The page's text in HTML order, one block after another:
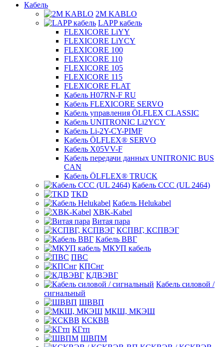
Кабель
2M KABLO
LAPP кабель
FLEXICORE LiYY
FLEXICORE LiYCY
FLEXICORE 100
FLEXICORE 110
FLEXICORE 105
FLEXICORE 115
FLEXICORE FLAT
Кабель H07RN-F RU
Кабель FLEXICORE SERVO
Кабель управления ÖLFLEX CLASSIC
Кабель UNITRONIC Li2YCY
Кабель Li-2Y-CY-PIMF
Кабель ÖLFLEX® SERVO
Кабель X05VV-F
Кабель передачи данных UNITRONIC BUS
CAN
Кабель ÖLFLEX® TRUCK
Кабель CCC (UL 2464)
TKD
Кабель Helukabel
XBK-Kabel
Витая пара
КСПВГ, КСПВЭГ
Кабель ВВГ
МКУП кабель
ПВС
КПСнг
КДВЭВГ
Кабель силовой /
сигнальный
ШВВП
МКШ, МКЭШ
КСКВВ
КГтп
ШВПМ